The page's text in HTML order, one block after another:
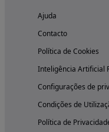
Ajuda
Contacto
Política de Cookies
Inteligência Artificial
Configurações de
Condições de
Política de